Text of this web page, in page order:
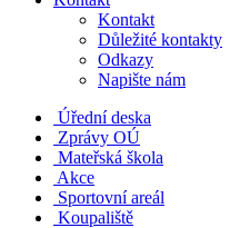
Kontakt
Důležité kontakty
Odkazy
Napište nám
Úřední deska
Zprávy OÚ
Mateřská škola
Akce
Sportovní areál
Koupaliště